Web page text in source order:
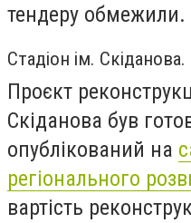
тендеру обмежили.
Стадіон ім.
Проєкт
Скіданова був
опублікований на
регіонального
вартість